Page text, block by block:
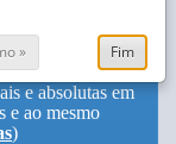
e nominal
na
- Total,
e absolutas em
e ao mesmo
)
» Fim